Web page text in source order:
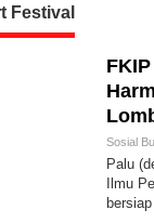
Festival
Sosial
Palu
Ilmu
bersiap